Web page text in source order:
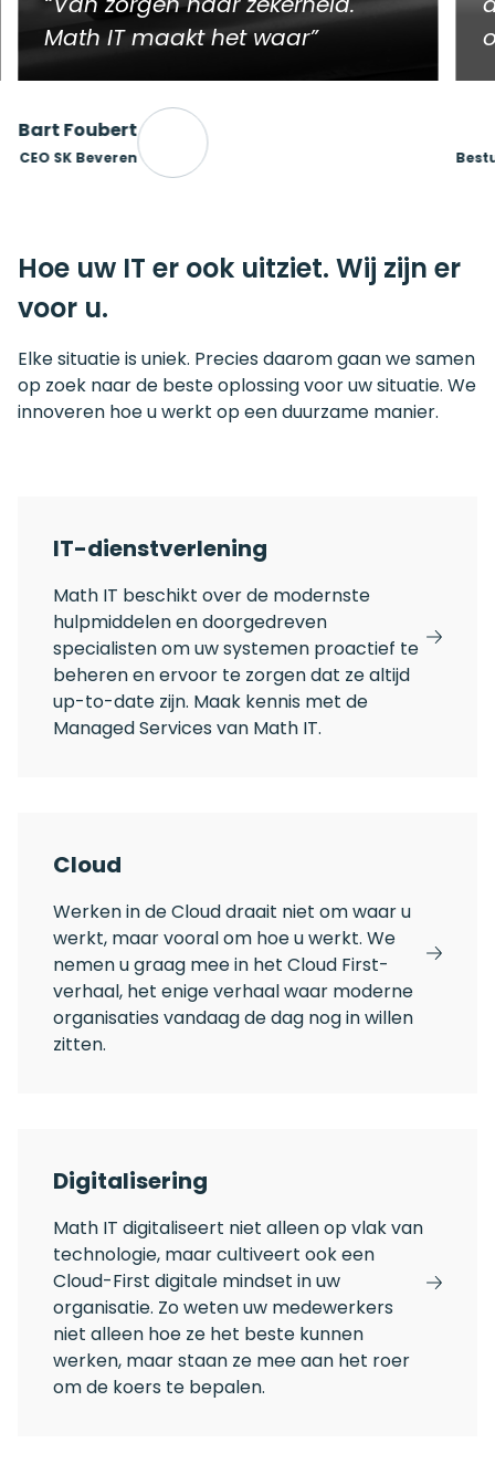
Math IT maakt het waar
Bart Foubert
CEO SK Beveren
Hoe uw IT er ook uitziet. Wij zijn er
voor u.
Elke situatie is uniek. Precies daarom gaan we samen
op zoek naar de beste oplossing voor uw situatie. We
innoveren hoe u werkt op een duurzame manier.
IT-dienstverlening
Math IT beschikt over de modernste
hulpmiddelen en doorgedreven
specialisten om uw systemen proactief te
beheren en ervoor te zorgen dat ze altijd
up-to-date zijn. Maak kennis met de
Managed Services van Math IT.
Cloud
Werken in de Cloud draait niet om waar u
werkt, maar vooral om hoe u werkt. We
nemen u graag mee in het Cloud First-
verhaal, het enige verhaal waar moderne
organisaties vandaag de dag nog in willen
zitten.
Digitalisering
Math IT digitaliseert niet alleen op vlak van
technologie, maar cultiveert ook een
Cloud-First digitale mindset in uw
organisatie. Zo weten uw medewerkers
niet alleen hoe ze het beste kunnen
werken, maar staan ze mee aan het roer
om de koers te bepalen.